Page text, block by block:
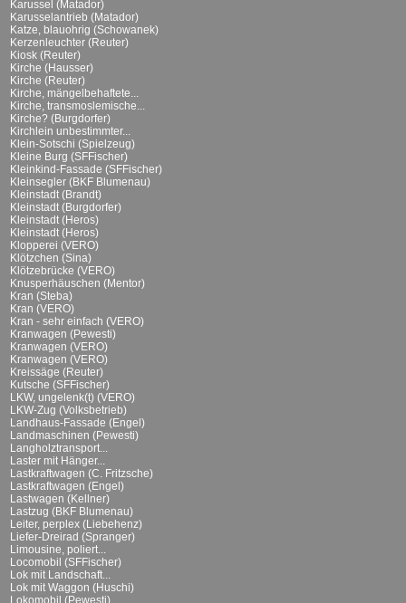
Karussel (Matador)
Karusselantrieb (Matador)
Katze, blauohrig (Schowanek)
Kerzenleuchter (Reuter)
Kiosk (Reuter)
Kirche (Hausser)
Kirche (Reuter)
Kirche, mängelbehaftete...
Kirche, transmoslemische...
Kirche? (Burgdorfer)
Kirchlein unbestimmter...
Klein-Sotschi (Spielzeug)
Kleine Burg (SFFischer)
Kleinkind-Fassade (SFFischer)
Kleinsegler (BKF Blumenau)
Kleinstadt (Brandt)
Kleinstadt (Burgdorfer)
Kleinstadt (Heros)
Kleinstadt (Heros)
Klopperei (VERO)
Klötzchen (Sina)
Klötzebrücke (VERO)
Knusperhäuschen (Mentor)
Kran (Steba)
Kran (VERO)
Kran - sehr einfach (VERO)
Kranwagen (Pewesti)
Kranwagen (VERO)
Kranwagen (VERO)
Kreissäge (Reuter)
Kutsche (SFFischer)
LKW, ungelenk(t) (VERO)
LKW-Zug (Volksbetrieb)
Landhaus-Fassade (Engel)
Landmaschinen (Pewesti)
Langholztransport...
Laster mit Hänger...
Lastkraftwagen (C. Fritzsche)
Lastkraftwagen (Engel)
Lastwagen (Kellner)
Lastzug (BKF Blumenau)
Leiter, perplex (Liebehenz)
Liefer-Dreirad (Spranger)
Limousine, poliert...
Locomobil (SFFischer)
Lok mit Landschaft...
Lok mit Waggon (Huschi)
Lokomobil (Pewesti)